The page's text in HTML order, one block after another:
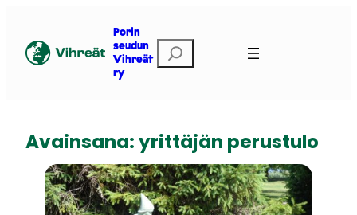
Porin
seudun
Vihreät
ry
t
Avainsana:yrittäjän perustulo